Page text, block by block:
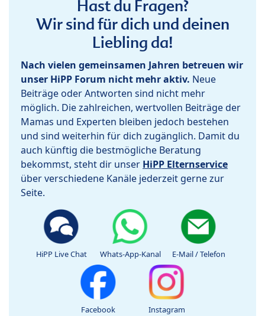
Hast du Fragen?
Wir sind für dich und deinen
Liebling da!
Nach vielen gemeinsamen Jahren betreuen wir
unser HiPP Forum nicht mehr aktiv. Neue
Beiträge oder Antworten sind nicht mehr
möglich. Die zahlreichen, wertvollen Beiträge der
Mamas und Experten bleiben jedoch bestehen
und sind weiterhin für dich zugänglich. Damit du
auch künftig die bestmögliche Beratung
bekommst, steht dir unser HiPP Elternservice
über verschiedene Kanäle jederzeit gerne zur
Seite.
HiPP Live Chat Whats-App-Kanal E-Mail / Telefon
Facebook Instagram